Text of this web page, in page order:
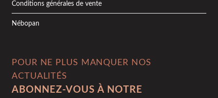
Conditions générales de vente
Nébopan
POUR NE PLUS MANQUER NOS
ACTUALITÉS
ABONNEZ-VOUS À NOTRE